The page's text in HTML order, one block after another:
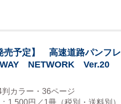
売予定】 高速道路パンフ
NETWORK Ver.20
判カラー・36ページ